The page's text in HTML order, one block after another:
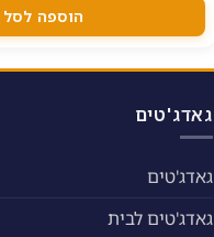
הוספה לסל
גאדג'טים
גאדג'טים
גאדג'טים לבית